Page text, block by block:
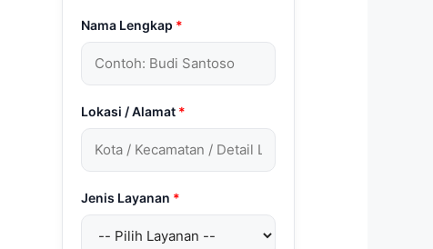
Nama Lengkap *
Lokasi / Alamat *
Jenis Layanan *